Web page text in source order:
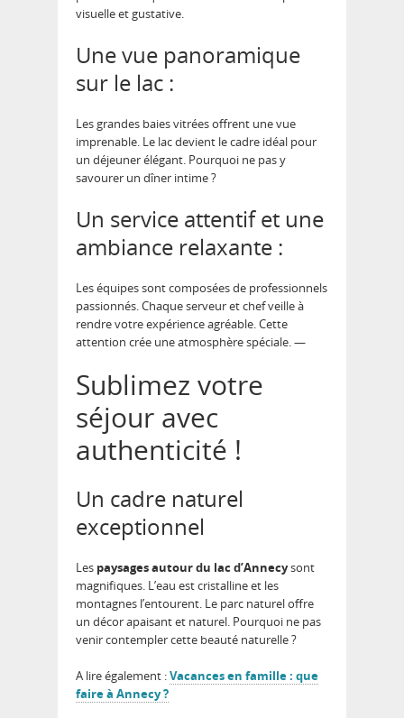
visuelle et gustative.
Une vue panoramique
sur le lac :
Les grandes baies vitrées offrent une vue
imprenable. Le lac devient le cadre idéal pour
un déjeuner élégant. Pourquoi ne pas y
savourer un dîner intime ?
Un service attentif et une
ambiance relaxante :
Les équipes sont composées de professionnels
passionnés. Chaque serveur et chef veille à
rendre votre expérience agréable. Cette
attention crée une atmosphère spéciale. —
Sublimez votre
séjour avec
authenticité !
Un cadre naturel
exceptionnel
Les paysages autour du lac d’Annecysont
magnifiques. L’eau est cristalline et les
montagnes l’entourent. Le parc naturel offre
un décor apaisant et naturel. Pourquoi ne pas
venir contempler cette beauté naturelle ?
A lire également :Vacances en famille : que
faire à Annecy ?